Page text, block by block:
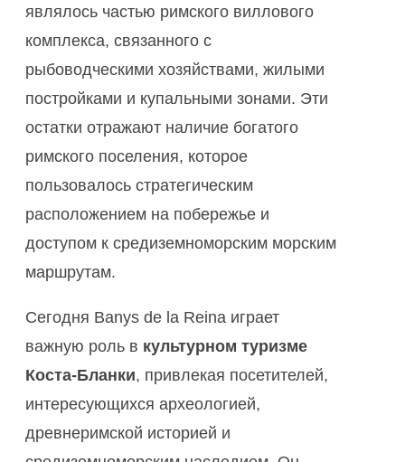
являлось частью римского виллового
комплекса, связанного с
рыбоводческими хозяйствами, жилыми
постройками и купальными зонами. Эти
остатки отражают наличие богатого
римского поселения, которое
пользовалось стратегическим
расположением на побережье и
доступом к средиземноморским морским
маршрутам.
Сегодня Banys de la Reina играет
важную роль в культурном туризме
Коста-Бланки, привлекая посетителей,
интересующихся археологией,
древнеримской историей и